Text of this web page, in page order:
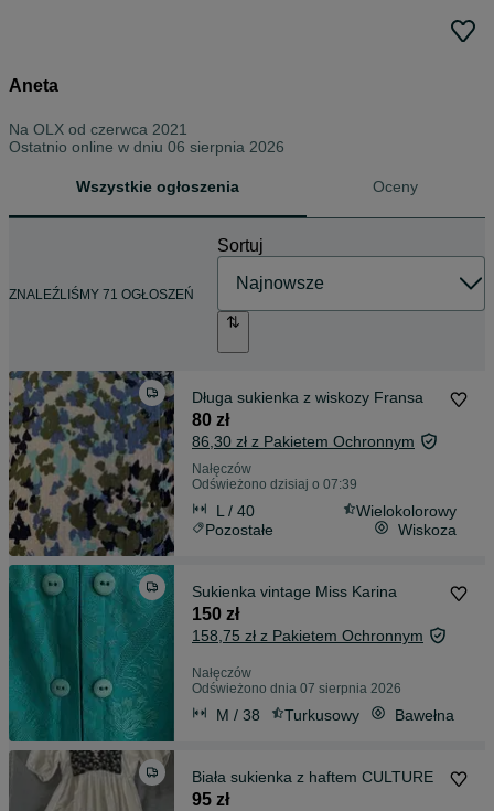
Aneta
Na OLX od czerwca 2021
Ostatnio online w dniu 06 sierpnia 2026
Wszystkie ogłoszenia Oceny
ZNALEŹLIŚMY 71 OGŁOSZEŃ
Sortuj
Długa sukienka z wiskozy Fransa
80 zł
86,30 zł z Pakietem Ochronnym
Nałęczów
Odświeżono dzisiaj o 07:39
L / 40
Wielokolorowy
Pozostałe
Wiskoza
Sukienka vintage Miss Karina
150 zł
158,75 zł z Pakietem Ochronnym
Nałęczów
Odświeżono dnia 07 sierpnia 2026
M / 38 Turkusowy Bawełna
Biała sukienka z haftem CULTURE
95 zł